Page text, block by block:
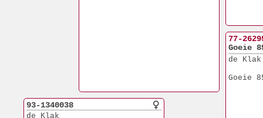
93-1340038
de Klak
77-
Goeie
de Klak
Goeie